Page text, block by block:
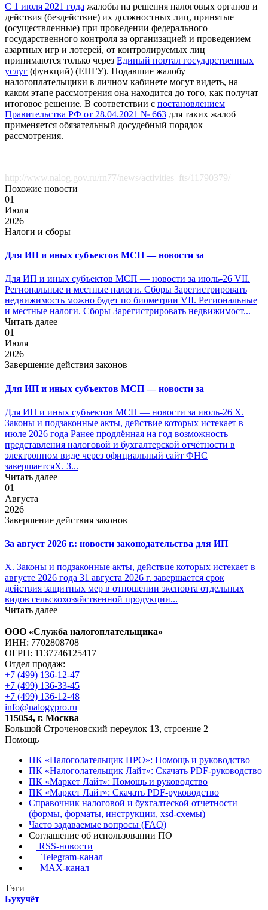
С 1 июля 2021 года жалобы на решения налоговых органов и
действия (бездействие) их должностных лиц, принятые
(осуществленные) при проведении федерального
государственного контроля за организацией и проведением
азартных игр и лотерей, от контролируемых лиц
принимаются только через Единый портал государственных
услуг (функций) (ЕПГУ). Подавшие жалобу
налогоплательщики в личном кабинете могут видеть, на
каком этапе рассмотрения она находится до того, как получат
итоговое решение. В соответствии с постановлением
Правительства РФ от 28.04.2021 № 663 для таких жалоб
применяется обязательный досудебный порядок
рассмотрения.
http://www.nalog.gov.ru/rn77/news/activities_fts/11790379/
Похожие новости
01
Июля
2026
Налоги и сборы
Для ИП и иных субъектов МСП — новости за
Для ИП и иных субъектов МСП — новости за июль-26 VII.
Региональные и местные налоги. Сборы Зарегистрировать
недвижимость можно будет по биометрии VII. Региональные
и местные налоги. Сборы Зарегистрировать недвижимост...
Читать далее
01
Июля
2026
Завершение действия законов
Для ИП и иных субъектов МСП — новости за
Для ИП и иных субъектов МСП — новости за июль-26 X.
Законы и подзаконные акты, действие которых истекает в
июле 2026 года Ранее продлённая на год возможность
представления налоговой и бухгалтерской отчётности в
электронном виде через официальный сайт ФНС
завершаетсяX. З...
Читать далее
01
Августа
2026
Завершение действия законов
За август 2026 г.: новости законодательства для ИП
X. Законы и подзаконные акты, действие которых истекает в
августе 2026 года 31 августа 2026 г. завершается срок
действия защитных мер в отношении экспорта отдельных
видов сельскохозяйственной продукции...
Читать далее
ООО «Служба налогоплательщика»
ИНН: 7702808708
ОГРН: 1137746125417
Отдел продаж:
+7 (499) 136-12-47
+7 (499) 136-33-45
+7 (499) 136-12-48
info@nalogypro.ru
115054, г. Москва
Большой Строченовский переулок 13, строение 2
Помощь
ПК «Налоголательщик ПРО»: Помощь и руководство
ПК «Налоголательщик Лайт»: Скачать PDF-руководство
ПК «Маркет Лайт»: Помощь и руководство
ПК «Маркет Лайт»: Скачать PDF-руководство
Справочник налоговой и бухгалтеской отчетности
(формы, форматы, инструкции, xsd-схемы)
Часто задаваемые вопросы (FAQ)
Соглашение об использовании ПО
RSS-новости
Telegram-канал
MAX-канал
Тэги
Бухучёт